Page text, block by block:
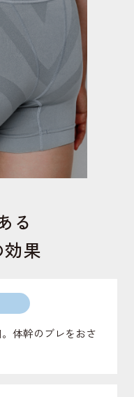
る
果
体幹のブレをおさ